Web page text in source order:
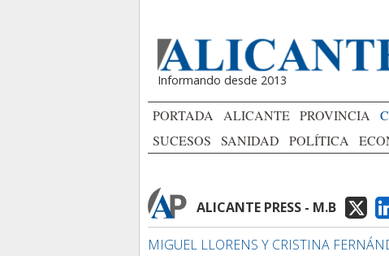
Informando desde 2013
PORTADA ALICANTE PROVINCIA
SUCESOS
SANIDAD POLÍTICA
ALICANTE PRESS - M.B
MIGUEL LLORENS Y CRISTINA